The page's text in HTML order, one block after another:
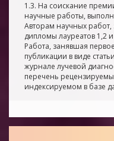
1.3. На соискание
научные работы,
Авторам научных работ,
дипломы лауреатов 1,2
Работа, занявшая
публикации в виде
журнале лучевой
перечень
индексируемом в базе